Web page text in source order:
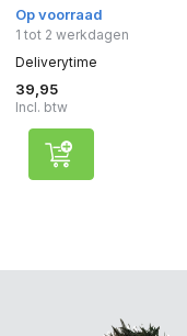
Op voorraad
1 tot 2 werkdagen
Deliverytime
39,95
Incl. btw